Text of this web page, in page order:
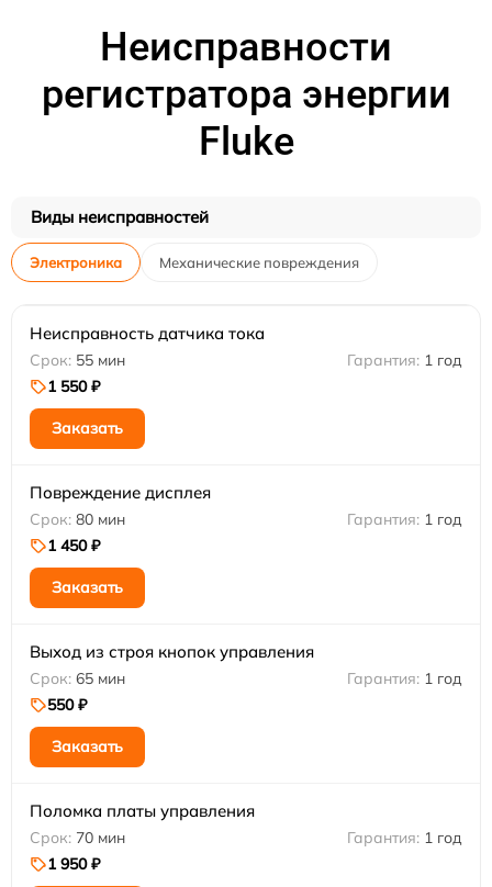
Неисправности
регистратора энергии
Fluke
Виды неисправностей
Электроника Механические повреждения
Неисправность датчика тока
55 мин
1 год
1 550 ₽
Заказать
Повреждение дисплея
80 мин
1 год
1 450 ₽
Заказать
Выход из строя кнопок управления
65 мин
1 год
550 ₽
Заказать
Поломка платы управления
70 мин
1 год
1 950 ₽